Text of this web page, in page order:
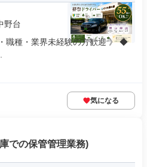
野台
職種・業界未経験の方歓迎 》 ◆
気になる
での保管管理業務)